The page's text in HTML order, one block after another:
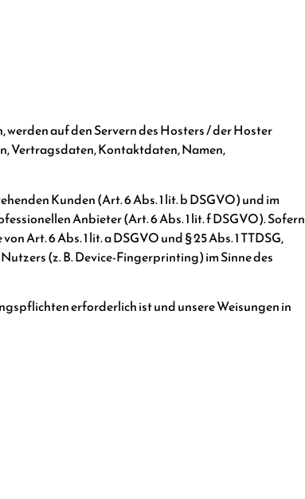
auf den Servern des Hosters / der Hoster
Vertragsdaten, Kontaktdaten, Namen,
Kunden (Art. 6 Abs. 1 lit. b DSGVO) und im
Anbieter (Art. 6 Abs. 1 lit. f DSGVO). Sofern
6 Abs. 1 lit. a DSGVO und § 25 Abs. 1 TTDSG,
(z. B. Device-Fingerprinting) im Sinne des
erforderlich ist und unsere Weisungen in